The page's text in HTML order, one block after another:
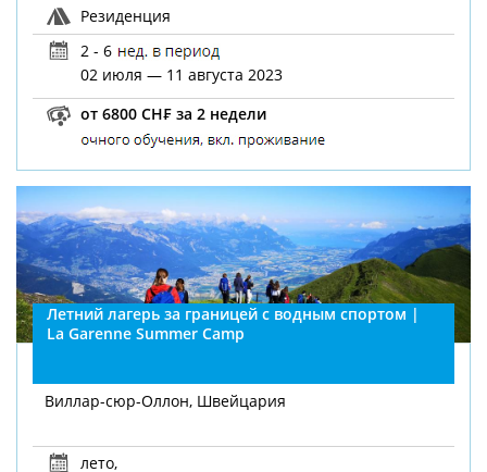
Резиденция
2 - 6
02 июля — 11 августа 2023
от 6800 CH₣ за 2 недели
Летний лагерь за границей с водным спортом |
La Garenne Summer Camp
Виллар-сюр-Оллон, Швейцария
лето,